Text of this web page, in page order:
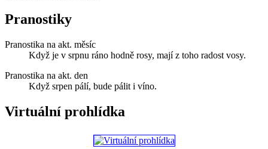
Pranostiky
Pranostika na akt. měsíc
Když je v srpnu ráno hodně rosy, mají z toho radost vosy.
Pranostika na akt. den
Když srpen pálí, bude pálit i víno.
Virtuální prohlídka